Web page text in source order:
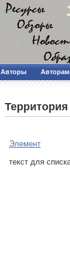
Авторы Авторам
Элемент
текст для